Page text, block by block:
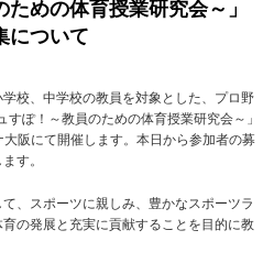
ための体育授業研究会～」
について
校、中学校の教員を対象とした、プロ野
ぽ！～教員のための体育授業研究会～」
阪にて開催します。本日から参加者の募
す。
、スポーツに親しみ、豊かなスポーツラ
の発展と充実に貢献することを目的に教